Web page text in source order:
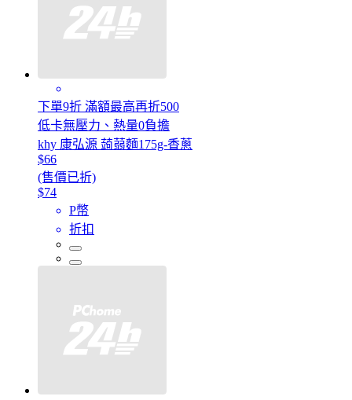
下單9折 滿額最高再折500
低卡無壓力、熱量0負擔
khy 康弘源 蒟蒻麵175g-香蔥
$66
(售價已折)
$74
P幣
折扣